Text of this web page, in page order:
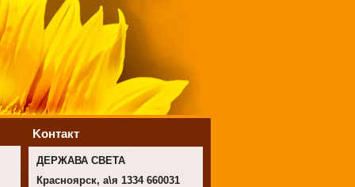
Koнтакт
ДЕРЖАВА СВЕТА
Красноярск, а\я 1334 660031